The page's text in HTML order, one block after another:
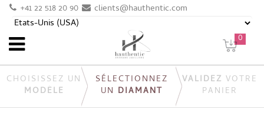
+41 22 518 20 90 clients@hauthentic.com
0
CHOISISSEZ UN
MODÈLE
SÉLECTIONNEZ
UN DIAMANT
VALIDEZ VOTRE
PANIER